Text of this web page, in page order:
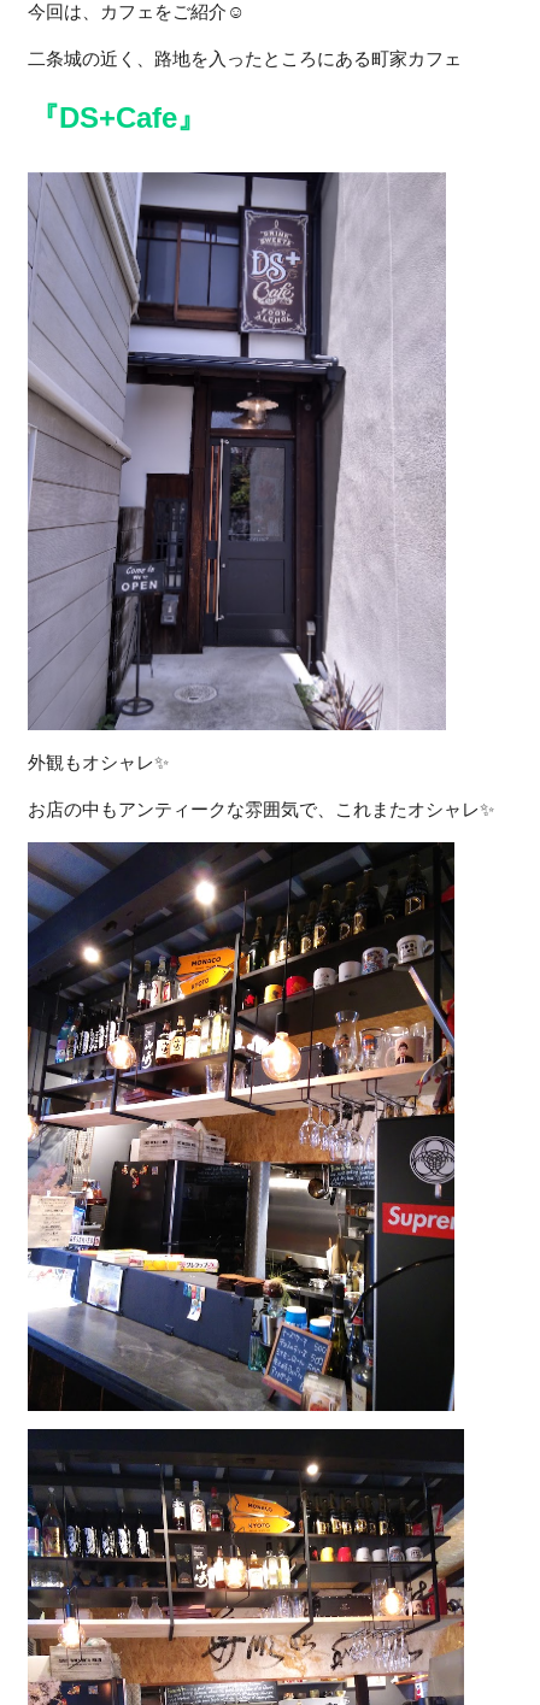
今回は、カフェをご紹介☺
二条城の近く、路地を入ったところにある町家カフェ
『DS+Cafe』
外観もオシャレ✨
お店の中もアンティークな雰囲気で、これまたオシャレ✨